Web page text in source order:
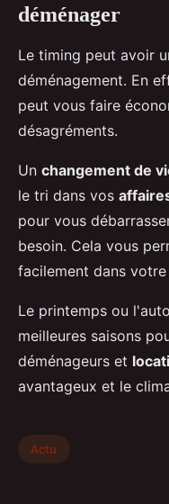
déménager
Le timing peut avoir
déménagement. En
peut vous faire
désagréments.
Un changement de
le tri dans vos
pour vous
besoin. Cela vous
facilement dans votre
Le printemps ou
meilleures saisons
déménageurs et
avantageux et le
Actu